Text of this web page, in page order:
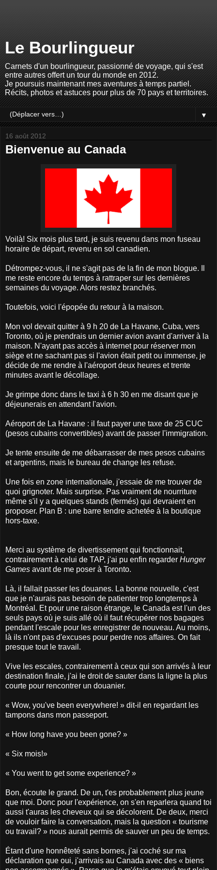
Le Bourlingueur
Carnets d'un bourlingueur, passionné de voyage, qui s'est
entre autres offert un tour du monde en 2012.
Je poursuis maintenant mes aventures à temps partiel.
Récits, photos et astuces pour plus de 70 pays et territoires.
▼
16 août 2012
Bienvenue au Canada
Voilà! Six mois plus tard, je suis revenu dans mon fuseau
horaire de départ, revenu en sol canadien.
Détrompez-vous, il ne s'agit pas de la fin de mon blogue. Il
me reste encore du temps à rattraper sur les dernières
semaines du voyage. Alors restez branchés.
Toutefois, voici l'épopée du retour à la maison.
Mon vol devait quitter à 9 h 20 de La Havane, Cuba, vers
Toronto, où je prendrais un dernier avion avant d'arriver à la
maison. N'ayant pas accès à internet pour réserver mon
siège et ne sachant pas si l'avion était petit ou immense, je
décide de me rendre à l'aéroport deux heures et trente
minutes avant le décollage.
Je grimpe donc dans le taxi à 6 h 30 en me disant que je
déjeunerais en attendant l'avion.
Aéroport de La Havane : il faut payer une taxe de 25 CUC
(pesos cubains convertibles) avant de passer l'immigration.
Je tente ensuite de me débarrasser de mes pesos cubains
et argentins, mais le bureau de change les refuse.
Une fois en zone internationale, j'essaie de me trouver de
quoi grignoter. Mais surprise. Pas vraiment de nourriture
même s'il y a quelques stands (fermés) qui devraient en
proposer. Plan B : une barre tendre achetée à la boutique
hors-taxe.
Merci au système de divertissement qui fonctionnait,
contrairement à celui de TAP, j'ai pu enfin regarder Hunger
Games avant de me poser à Toronto.
Là, il fallait passer les douanes. La bonne nouvelle, c'est
que je n'aurais pas besoin de patienter trop longtemps à
Montréal. Et pour une raison étrange, le Canada est l'un des
seuls pays où je suis allé où il faut récupérer nos bagages
pendant l'escale pour les enregistrer de nouveau. Au moins,
là ils n'ont pas d'excuses pour perdre nos affaires. On fait
presque tout le travail.
Vive les escales, contrairement à ceux qui son arrivés à leur
destination finale, j'ai le droit de sauter dans la ligne la plus
courte pour rencontrer un douanier.
« Wow, you've been everywhere! » dit-il en regardant les
tampons dans mon passeport.
« How long have you been gone? »
« Six mois!»
« You went to get some experience? »
Bon, écoute le grand. De un, t'es probablement plus jeune
que moi. Donc pour l'expérience, on s'en reparlera quand toi
aussi t'auras les cheveux qui se décolorent. De deux, merci
de vouloir faire la conversation, mais la question « tourisme
ou travail? » nous aurait permis de sauver un peu de temps.
Étant d'une honnêteté sans bornes, j'ai coché sur ma
déclaration que oui, j'arrivais au Canada avec des « biens